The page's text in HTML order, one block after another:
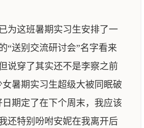
为这班暑期实习生安排了一
“送别交流研讨会”名字看来
说穿了其实还不是李察之前
暑期实习生超级大被同眠破
日期定了在下个周末，我应该
还特别吩咐安妮在我离开后